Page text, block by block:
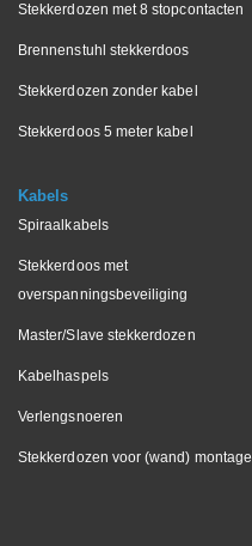
Stekkerdozen met 8 stopcontacten
Brennenstuhl stekkerdoos
Stekkerdozen zonder kabel
Stekkerdoos 5 meter kabel
Kabels
Spiraalkabels
Stekkerdoos met
overspanningsbeveiliging
Master/Slave stekkerdozen
Kabelhaspels
Verlengsnoeren
Stekkerdozen voor (wand) montage